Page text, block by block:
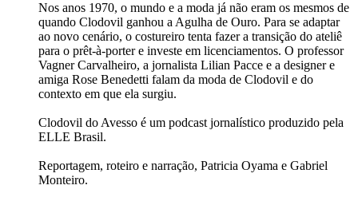
Nos anos 1970, o mundo e a moda já não eram os mesmos de
quando Clodovil ganhou a Agulha de Ouro. Para se adaptar
ao novo cenário, o costureiro tenta fazer a transição do ateliê
para o prêt-à-porter e investe em licenciamentos. O professor
Vagner Carvalheiro, a jornalista Lilian Pacce e a designer e
amiga Rose Benedetti falam da moda de Clodovil e do
contexto em que ela surgiu.
Clodovil do Avesso é um podcast jornalístico produzido pela
ELLE Brasil.
Reportagem, roteiro e narração, Patricia Oyama e Gabriel
Monteiro.